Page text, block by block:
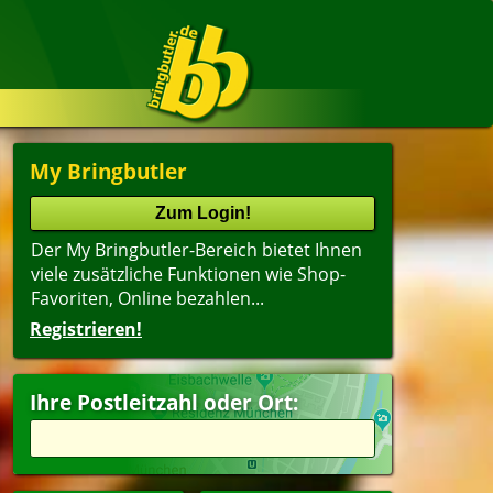
My Bringbutler
Der My Bringbutler-Bereich bietet Ihnen
viele zusätzliche Funktionen wie Shop-
Favoriten, Online bezahlen...
Registrieren!
Ihre Postleitzahl oder Ort: